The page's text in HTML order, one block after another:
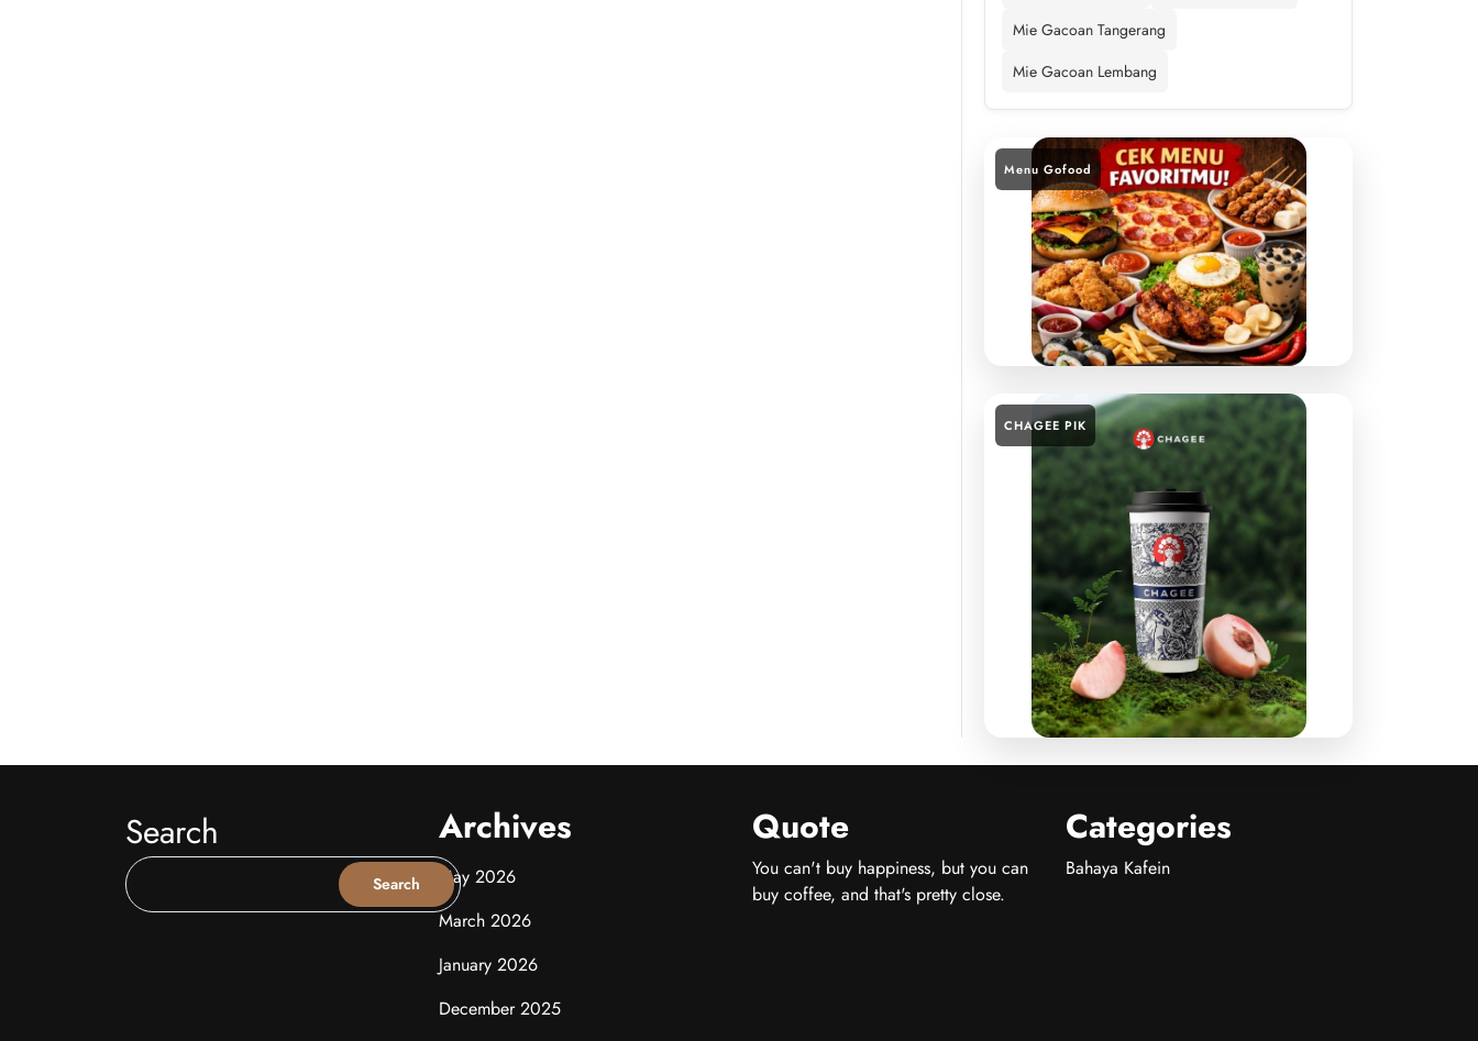
Mie Gacoan Tangerang
Mie Gacoan Lembang
Menu Gofood
CHAGEE PIK
Search
Search
Archives
May 2026
March 2026
January 2026
December 2025
Quote
You can't buy happiness, but you can
buy coffee, and that's pretty close.
Categories
Bahaya Kafein